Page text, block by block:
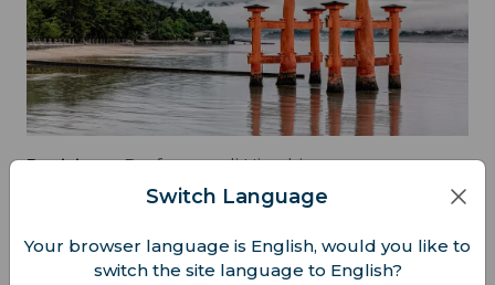
Posizione:Prefettura di Hiroshima
Traghetto da Miyajimaguchi
Miglior Punto di Vista:A bordo di una barca
Switch Language
Your browser language is English, would you like to
switch the site language to English?